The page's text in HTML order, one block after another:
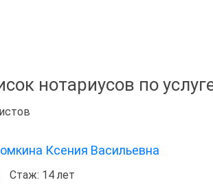
нотариусов по
Ксения Васильевна
Стаж: 14 лет